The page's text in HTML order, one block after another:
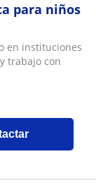
para niños
en instituciones
trabajo con